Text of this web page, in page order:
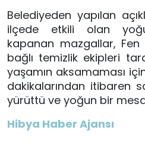
Belediyeden yapılan
ilçede etkili olan
kapanan mazgallar, Fen
bağlı temizlik ekipleri
yaşamın aksamaması
dakikalarından itibaren
yürüttü ve yoğun bir
Hibya Haber Ajansı